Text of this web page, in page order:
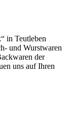
in Teutleben
und Wurstwaren
der
uns auf Ihren